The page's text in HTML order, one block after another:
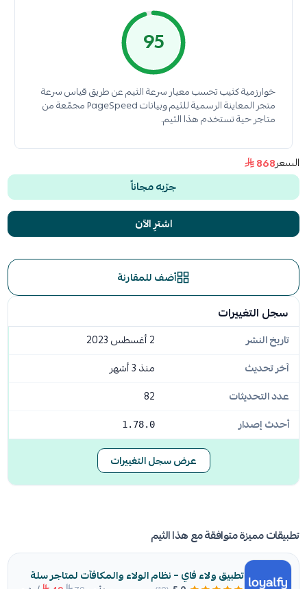
السعر868
جرّبه مجاناً
اشترِ الآن
أضف للمقارنة
سجل التغييرات
تاريخ النشر
2 أغسطس 2023
آخر تحديث
منذ 3 أشهر
عدد التحديثات
82
أحدث إصدار
1.78.0
عرض سجل التغييرات
تطبيقات مميزة متوافقة مع هذا الثيم
تطبيق ولاء فاي – نظام الولاء والمكافآت لمتاجر سلة
95
خوارزمية كثيب تحسب معيار سرعة الثيم عن طريق قياس سرعة
متجر المعاينة الرسمية للثيم وبيانات PageSpeed مجمّعة من
متاجر حية تستخدم هذا الثيم.